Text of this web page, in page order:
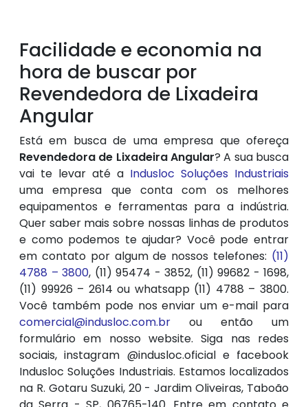
Facilidade e economia na
hora de buscar por
Revendedora de Lixadeira
Angular
Está em busca de uma empresa que ofereça
Revendedora de Lixadeira Angular? A sua busca
vai te levar até a Indusloc Soluções Industriais
uma empresa que conta com os melhores
equipamentos e ferramentas para a indústria.
Quer saber mais sobre nossas linhas de produtos
e como podemos te ajudar? Você pode entrar
em contato por algum de nossos telefones: (11)
4788 – 3800, (11) 95474 - 3852, (11) 99682 - 1698,
(11) 99926 – 2614 ou whatsapp (11) 4788 – 3800.
Você também pode nos enviar um e-mail para
comercial@indusloc.com.br ou então um
formulário em nosso website. Siga nas redes
sociais, instagram @indusloc.oficial e facebook
Indusloc Soluções Industriais. Estamos localizados
na R. Gotaru Suzuki, 20 - Jardim Oliveiras, Taboão